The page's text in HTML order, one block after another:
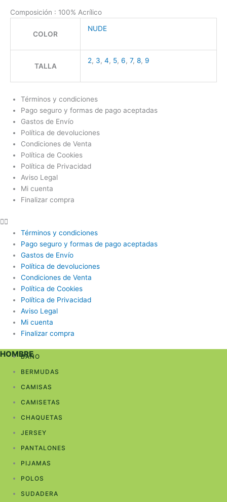
Composición : 100% Acrílico
COLOR
NUDE
TALLA
2, 3, 4, 5, 6, 7, 8, 9
Términos y condiciones
Pago seguro y formas de pago aceptadas
Gastos de Envío
Política de devoluciones
Condiciones de Venta
Política de Cookies
Política de Privacidad
Aviso Legal
Mi cuenta
Finalizar compra
Términos y condiciones
Pago seguro y formas de pago aceptadas
Gastos de Envío
Política de devoluciones
Condiciones de Venta
Política de Cookies
Política de Privacidad
Aviso Legal
Mi cuenta
Finalizar compra
HOMBRE
BAÑO
BERMUDAS
CAMISAS
CAMISETAS
CHAQUETAS
JERSEY
PANTALONES
PIJAMAS
POLOS
SUDADERA